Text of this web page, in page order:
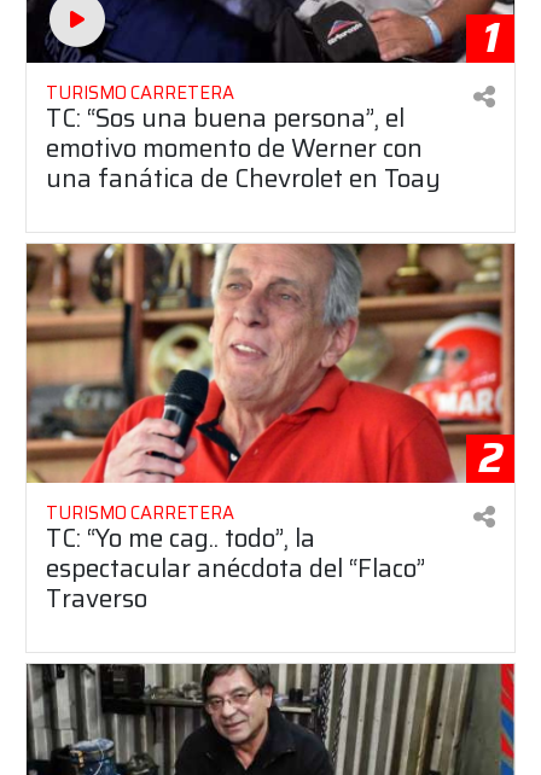
1
TURISMO CARRETERA
TC: “Sos una buena persona”, el
emotivo momento de Werner con
una fanática de Chevrolet en Toay
2
TURISMO CARRETERA
TC: “Yo me cag.. todo”, la
espectacular anécdota del “Flaco”
Traverso